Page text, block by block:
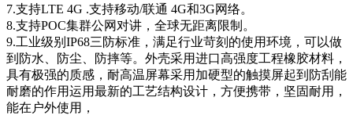
7.支持LTE 4G .支持移动/联通 4G和3G网络。
8.支持POC集群公网对讲，全球无距离限制。
9.工业级别IP68三防标准，满足行业苛刻的使用环境，可以做
到防水、防尘、防摔等。外壳采用进口高强度工程橡胶材料，
具有极强的质感，耐高温屏幕采用加硬型的触摸屏起到防刮能
耐磨的作用运用最新的工艺结构设计，方便携带，坚固耐用，
能在户外使用，